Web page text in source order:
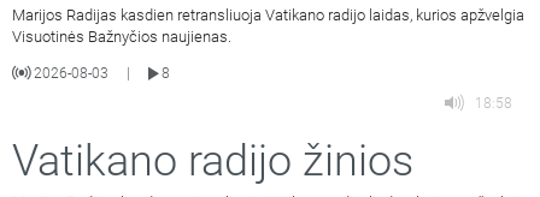
Marijos Radijas kasdien retransliuoja Vatikano radijo laidas, kurios apžvelgia
Visuotinės Bažnyčios naujienas.
2026-08-03
8
18:58
Vatikano radijo žinios